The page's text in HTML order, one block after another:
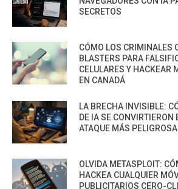
SECRETOS
CÓMO LOS CRIMINALES
BLASTERS PARA
CELULARES Y HACKEAR
EN CANADÁ
LA BRECHA INVISIBLE:
DE IA SE CONVIRTIERON
ATAQUE MÁS
OLVIDA METASPLOIT:
HACKEA CUALQUIER
PUBLICITARIOS CERO-